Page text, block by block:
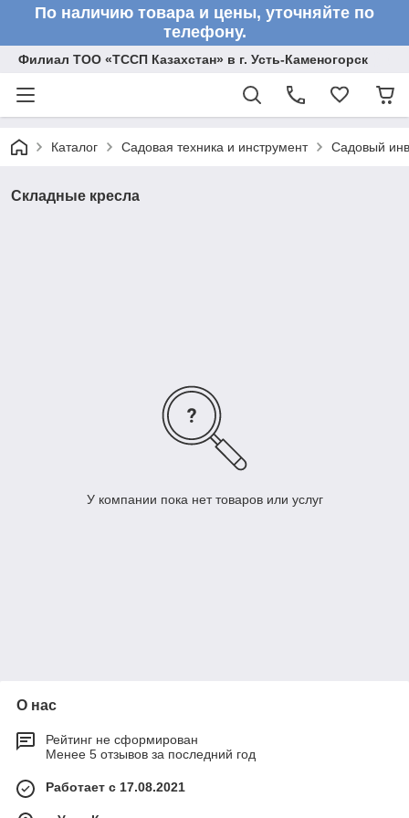
По наличию товара и цены, уточняйте по
телефону.
Филиал ТОО «ТССП Казахстан» в г. Усть-Каменогорск
Каталог Садовая техника и инструмент Садовый
Складные кресла
У компании пока нет товаров или услуг
О нас
Рейтинг не сформирован
Менее 5 отзывов за последний год
Работает с 17.08.2021